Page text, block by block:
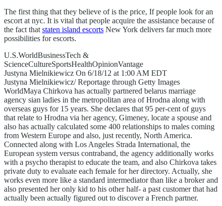
The first thing that they believe of is the price, If people look for an
escort at nyc. It is vital that people acquire the assistance because of
the fact that staten island escorts New York delivers far much more
possibilities for escorts.
U.S.WorldBusinessTech &
ScienceCultureSportsHealthOpinionVantage
Justyna Mielnikiewicz On 6/18/12 at 1:00 AM EDT
Justyna Mielnikiewicz/ Reportage through Getty Images
WorldMaya Chirkova has actually partnered belarus marriage
agency sian ladies in the metropolitan area of Hrodna along with
overseas guys for 15 years. She declares that 95 per-cent of guys
that relate to Hrodna via her agency, Gimeney, locate a spouse and
also has actually calculated some 400 relationships to males coming
from Western Europe and also, just recently, North America.
Connected along with Los Angeles Strada International, the
European system versus contraband, the agency additionally works
with a psycho therapist to educate the team, and also Chirkova takes
private duty to evaluate each female for her directory. Actually, she
works even more like a standard intermediator than like a broker and
also presented her only kid to his other half- a past customer that had
actually been actually figured out to discover a French partner.